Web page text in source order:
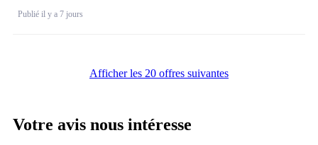
Publié il y a 7 jours
Afficher les 20 offres suivantes
Votre avis nous intéresse